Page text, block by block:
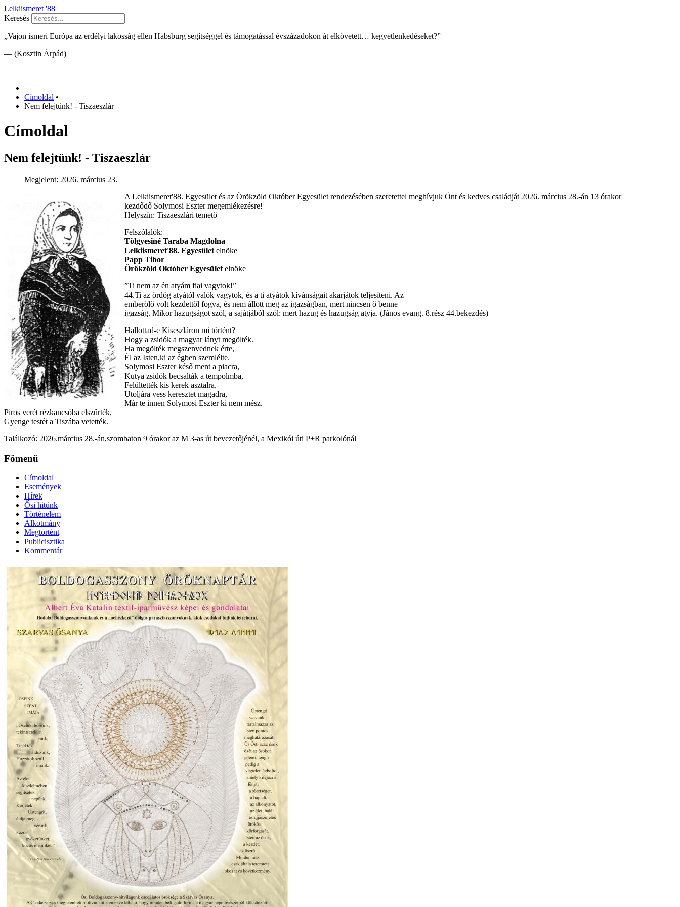
Lelkiismeret '88
Keresés
„Vajon ismeri Európa az erdélyi lakosság ellen Habsburg segítséggel és támogatással évszázadokon át elkövetett… kegyetlenkedéseket?”
— (Kosztin Árpád)
Címoldal •
Nem felejtünk! - Tiszaeszlár
Címoldal
Nem felejtünk! - Tiszaeszlár
Megjelent: 2026. március 23.
A Lelkiismeret'88. Egyesület és az Örökzöld Október Egyesület rendezésében szeretettel meghívjuk Önt és kedves családját 2026. március 28.-án 13 órakor
kezdődő Solymosi Eszter megemlékezésre!
Helyszín: Tiszaeszlári temető
Felszólalók:
Tölgyesiné Taraba Magdolna
Lelkiismeret'88. Egyesület elnöke
Papp Tibor
Örökzöld Október Egyesület elnöke
”Ti nem az én atyám fiai vagytok!”
44.Ti az ördög atyától valók vagytok, és a ti atyátok kívánságait akarjátok teljesíteni. Az
emberölő volt kezdettől fogva, és nem állott meg az igazságban, mert nincsen ő benne
igazság. Mikor hazugságot szól, a sajátjából szól: mert hazug és hazugság atyja. (János evang. 8.rész 44.bekezdés)
Hallottad-e Kiseszláron mi történt?
Hogy a zsidók a magyar lányt megölték.
Ha megölték megszenvednek érte,
Él az Isten,ki az égben szemlélte.
Solymosi Eszter késő ment a piacra,
Kutya zsidók becsalták a tempolmba,
Felültették kis kerek asztalra.
Utoljára vess keresztet magadra,
Már te innen Solymosi Eszter ki nem mész.
Piros verét rézkancsóba elszűrték,
Gyenge testét a Tiszába vetették.
Találkozó: 2026.március 28.-án,szombaton 9 órakor az M 3-as út bevezetőjénél, a Mexikói úti P+R parkolónál
Főmenü
Címoldal
Események
Hírek
Ősi hitünk
Történelem
Alkotmány
Megtörtént
Publicisztika
Kommentár